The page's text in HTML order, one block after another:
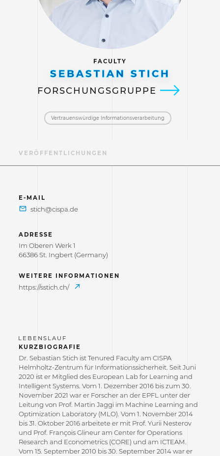
FACULTY
SEBASTIAN STICH
FORSCHUNGSGRUPPE
Vertrauenswürdige Informations­verarbeitung
VERÖFFENTLICHUNGEN
E-MAIL
ADRESSE
Im Oberen Werk 1
66386 St. Ingbert (Germany)
WEITERE INFORMATIONEN
https://sstich.ch/
KURZBIOGRAFIE
Dr. Sebastian Stich ist Tenured Faculty am CISPA
Helmholtz-Zentrum für Informationssicherheit. Seit Juni
2020 ist er Mitglied des European Lab for Learning and
Intelligent Systems. Vom 1. Dezember 2016 bis zum 30.
November 2021 war er Forscher an der EPFL unter der
Leitung von Prof. Martin Jaggi im Machine Learning and
Optimization Laboratory (MLO). Vom 1. November 2014
bis 31. Oktober 2016 arbeitete er mit Prof. Yurii Nesterov
und Prof. François Glineur am Center for Operations
Research and Econometrics (CORE) und am ICTEAM.
Vom 15. September 2010 bis 30. September 2014 war er